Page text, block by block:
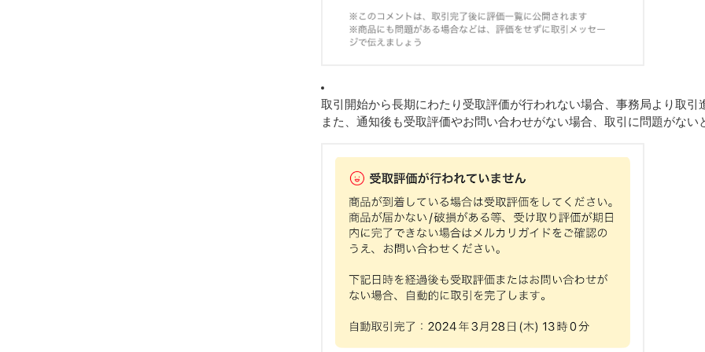
取引開始から長期にわたり受取評価が行われない場合、事務局より取引
また、通知後も受取評価やお問い合わせがない場合、取引に問題がな